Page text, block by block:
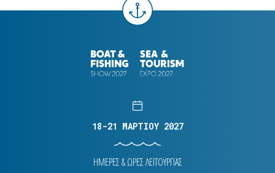
18-21 ΜΑΡΤΙΟΥ 2027
ΗΜΕΡΕΣ & ΩΡΕΣ ΛΕΙΤΟΥΡΓΙΑΣ